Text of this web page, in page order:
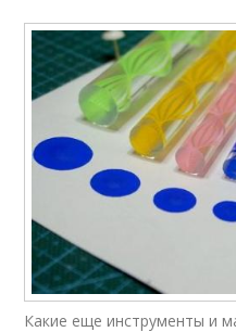
Какие еще инструменты и